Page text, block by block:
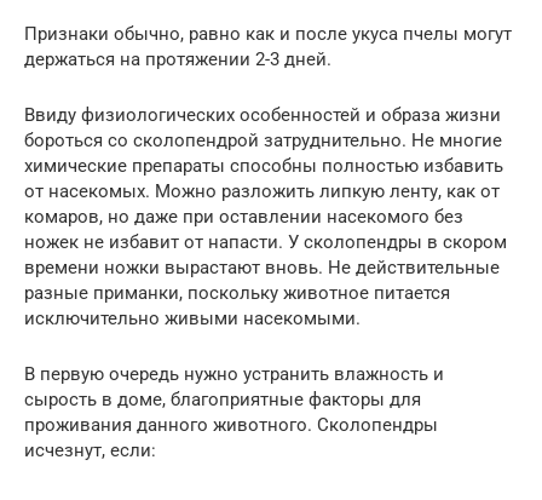
Признаки обычно, равно как и после укуса пчелы могут
держаться на протяжении 2-3 дней.
Ввиду физиологических особенностей и образа жизни
бороться со сколопендрой затруднительно. Не многие
химические препараты способны полностью избавить
от насекомых. Можно разложить липкую ленту, как от
комаров, но даже при оставлении насекомого без
ножек не избавит от напасти. У сколопендры в скором
времени ножки вырастают вновь. Не действительные
разные приманки, поскольку животное питается
исключительно живыми насекомыми.
В первую очередь нужно устранить влажность и
сырость в доме, благоприятные факторы для
проживания данного животного. Сколопендры
исчезнут, если: